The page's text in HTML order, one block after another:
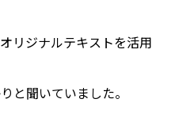
リジナルテキストを活用
と聞いていました。